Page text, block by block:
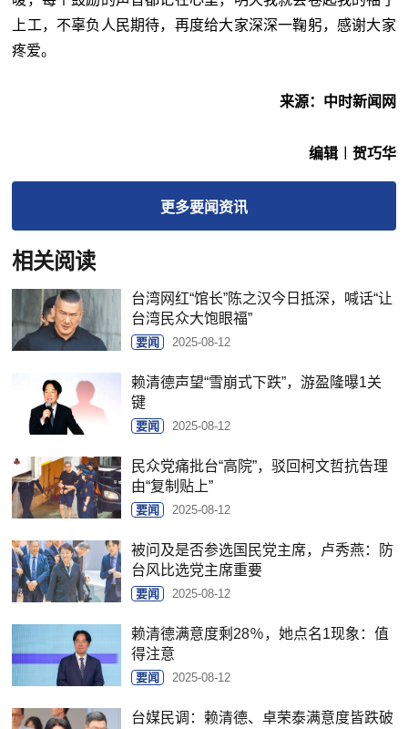
上工，不辜负人民期待，再度给大家深深一鞠躬，感谢大家
疼爱。
来源：中时新闻网
编辑︱贺巧华
更多要闻资讯
相关阅读
台湾网红“馆长”陈之汉今日抵深，喊话“让
台湾民众大饱眼福”
要闻 2025-08-12
赖清德声望“雪崩式下跌”，游盈隆曝1关
键
要闻 2025-08-12
民众党痛批台“高院”，驳回柯文哲抗告理
由“复制贴上”
要闻 2025-08-12
被问及是否参选国民党主席，卢秀燕：防
台风比选党主席重要
要闻 2025-08-12
赖清德满意度剩28％，她点名1现象：值
得注意
要闻 2025-08-12
台媒民调：赖清德、卓荣泰满意度皆跌破